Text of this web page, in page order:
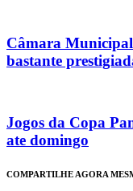
Câmara Municipal
bastante
Jogos da Copa
ate domingo
COMPARTILHE AGORA